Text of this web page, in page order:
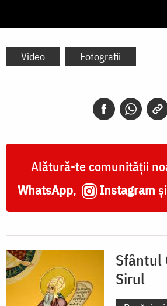
Video Fotografii
Alătură-te comunității
WhatsApp, Instagram și
Sfântul
Sirul